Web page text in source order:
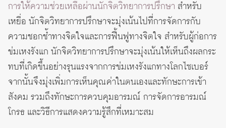
การให้ความช่วยเหลือผ่านนักจิตวิทยาการปรึกษา สำหรับ
เหยื่อ นักจิตวิทยาการปรึกษาจะมุ่งเน้นไปที่การจัดการกับ
ความชอกช้ำทางจิตใจและการฟื้นฟูทางจิตใจ สำหรับผู้ก่อการ
ข่มเหงรังแก นักจิตวิทยาการปรึกษาจะมุ่งเน้นให้เห็นถึงผลกระ
ทบที่เกิดขึ้นอย่างรุนแรงจากการข่มเหงรังแกทางโลกไซเบอร์
จากนั้นจึงมุ่งเพิ่มการเห็นคุณค่าในตนเองและทักษะการเข้า
สังคม รวมถึงทักษะการควบคุมอารมณ์ การจัดการอารมณ์
โกรธ และวิธีการแสดงความรู้สึกที่เหมาะสม